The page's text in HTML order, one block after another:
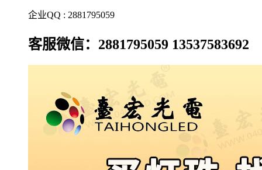
企业QQ : 2881795059
客服微信：2881795059 13537583692